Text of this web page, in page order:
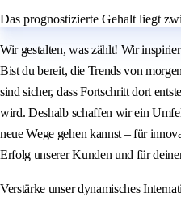
Das prognostizierte Gehalt liegt
Wir gestalten, was zählt! Wir
Bist du bereit, die Trends von
sind sicher, dass Fortschritt dort
wird. Deshalb schaffen wir ein
neue Wege gehen kannst – für
Erfolg unserer Kunden und für
Verstärke unser dynamisches